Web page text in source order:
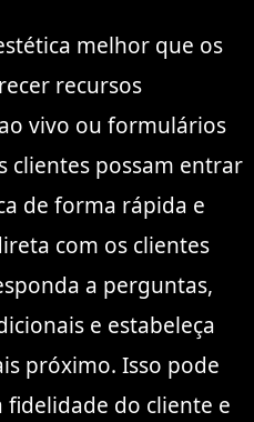
melhor que os
recursos
vivo ou formulários
clientes possam entrar
de forma rápida e
com os clientes
a perguntas,
e estabeleça
próximo. Isso pode
do cliente e